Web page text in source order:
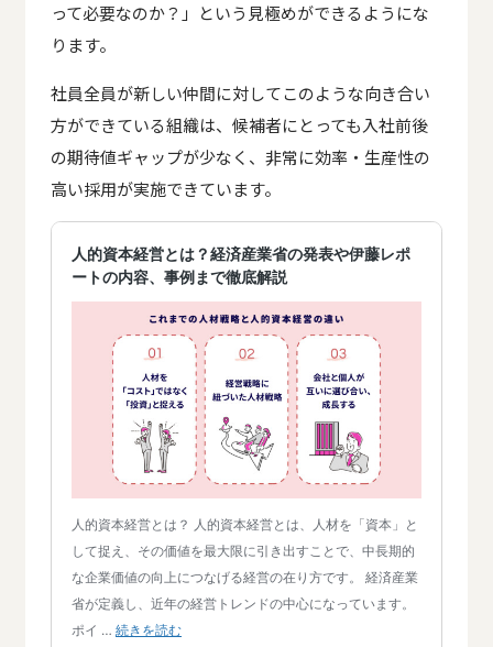
って必要なのか？」という見極めができるようにな
ります。
社員全員が新しい仲間に対してこのような向き合い
方ができている組織は、候補者にとっても入社前後
の期待値ギャップが少なく、非常に効率・生産性の
高い採用が実施できています。